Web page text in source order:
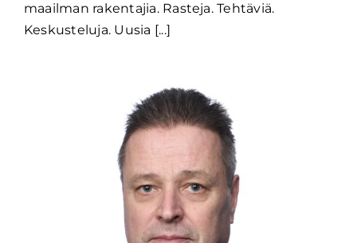
maailman rakentajia. Rasteja. Tehtäviä.
Keskusteluja. Uusia [...]